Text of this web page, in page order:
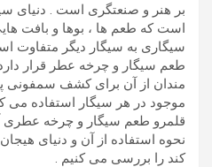
بر هنر و صنعتگری است . دنیای
است که طعم ها ، بوها و بافت
سیگاری به سیگار دیگر
طعم سیگار و چرخه عطر قرار دارد
مندان از آن برای کشف سمفونی
موجود در هر سیگار استفاده می
قلمرو طعم سیگار و چرخه عطری
نحوه استفاده از آن و دنیای
کند را بررسی می کنیم .